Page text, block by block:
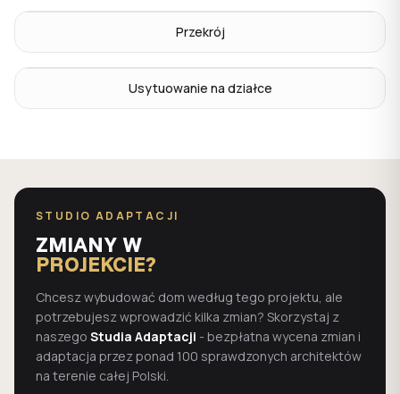
Przekrój
Usytuowanie na działce
STUDIO ADAPTACJI
ZMIANY W
PROJEKCIE?
Chcesz wybudować dom według tego projektu, ale
potrzebujesz wprowadzić kilka zmian? Skorzystaj z
naszego Studia Adaptacji - bezpłatna wycena zmian i
adaptacja przez ponad 100 sprawdzonych architektów
na terenie całej Polski.